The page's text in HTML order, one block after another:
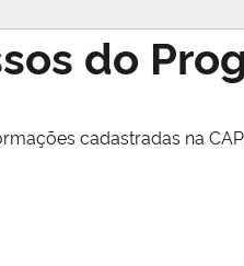
do
cadastradas na